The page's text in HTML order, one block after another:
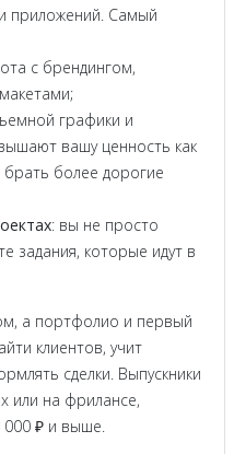
приложений. Самый
с брендингом,
графики и
вашу ценность как
более дорогие
: вы не просто
задания, которые идут в
а портфолио и первый
клиентов, учит
сделки. Выпускники
или на фрилансе,
000 ₽ и выше.